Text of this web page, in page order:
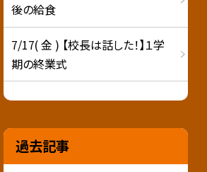
後の給食
7/17( 金 ) 【校長は話した！】１学
期の終業式
過去記事